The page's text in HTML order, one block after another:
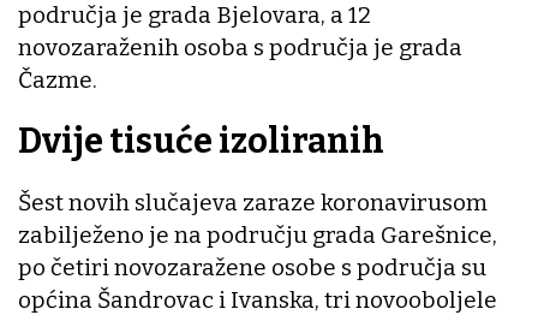
područja je grada Bjelovara, a 12
novozaraženih osoba s područja je grada
Čazme.
Dvije tisuće izoliranih
Šest novih slučajeva zaraze koronavirusom
zabilježeno je na području grada Garešnice,
po četiri novozaražene osobe s područja su
općina Šandrovac i Ivanska, tri novooboljele